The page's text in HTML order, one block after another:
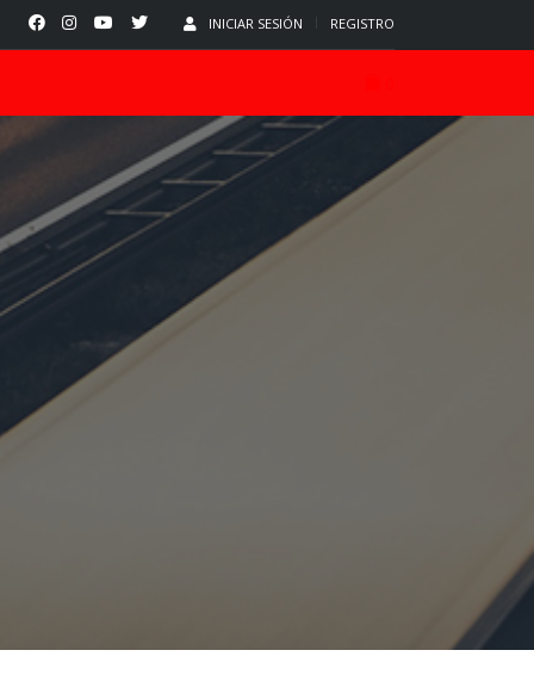
INICIAR SESIÓN REGISTRO